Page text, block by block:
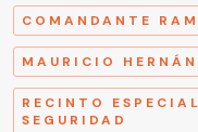
COMANDANTE
MAURICIO
RECINTO
SEGURIDAD